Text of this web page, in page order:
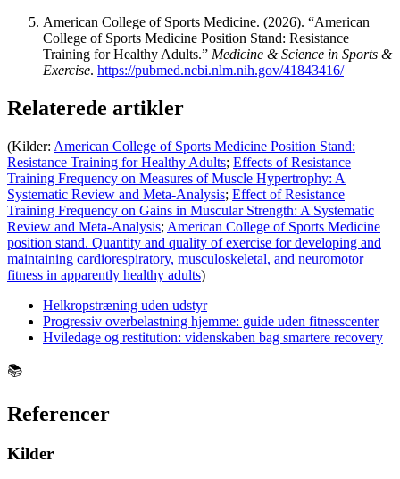
American College of Sports Medicine. (2026). “American
College of Sports Medicine Position Stand: Resistance
Training for Healthy Adults.” Medicine & Science in Sports &
Exercise. https://pubmed.ncbi.nlm.nih.gov/41843416/
Relaterede artikler
(Kilder: American College of Sports Medicine Position Stand:
Resistance Training for Healthy Adults; Effects of Resistance
Training Frequency on Measures of Muscle Hypertrophy: A
Systematic Review and Meta-Analysis; Effect of Resistance
Training Frequency on Gains in Muscular Strength: A Systematic
Review and Meta-Analysis; American College of Sports Medicine
position stand. Quantity and quality of exercise for developing and
maintaining cardiorespiratory, musculoskeletal, and neuromotor
fitness in apparently healthy adults)
Helkropstræning uden udstyr
Progressiv overbelastning hjemme: guide uden fitnesscenter
Hviledage og restitution: videnskaben bag smartere recovery
📚
Referencer
Kilder